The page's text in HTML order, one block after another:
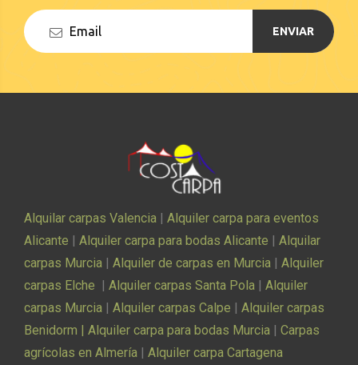
ENVIAR
Alquilar carpas Valencia | Alquiler carpa para eventos
Alicante | Alquiler carpa para bodas Alicante | Alquilar
carpas Murcia | Alquiler de carpas en Murcia | Alquiler
carpas Elche | Alquiler carpas Santa Pola | Alquiler
carpas Murcia | Alquiler carpas Calpe | Alquiler carpas
Benidorm | Alquiler carpa para bodas Murcia | Carpas
agrícolas en Almería | Alquiler carpa Cartagena